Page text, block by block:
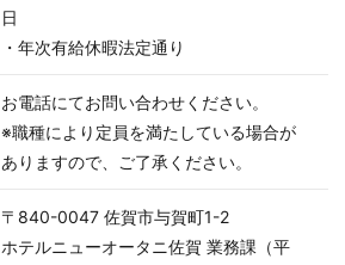
日
・年次有給休暇法定通り
お電話にてお問い合わせください。
※職種により定員を満たしている場合が
ありますので、ご了承ください。
〒840-0047 佐賀市与賀町1-2
ホテルニューオータニ佐賀 業務課（平